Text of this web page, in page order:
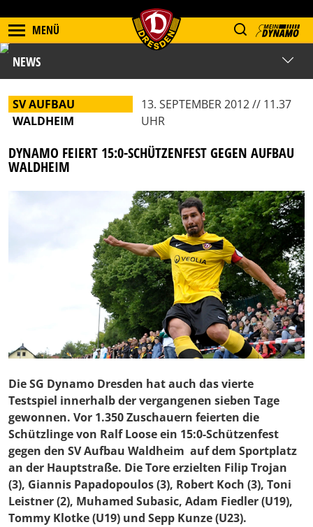
MENÜ
NEWS
SV AUFBAU
WALDHEIM
13. SEPTEMBER 2012 // 11.37
UHR
DYNAMO FEIERT 15:0-SCHÜTZENFEST GEGEN AUFBAU
WALDHEIM
Die SG Dynamo Dresden hat auch das vierte
Testspiel innerhalb der vergangenen sieben Tage
gewonnen. Vor 1.350 Zuschauern feierten die
Schützlinge von Ralf Loose ein 15:0-Schützenfest
gegen den SV Aufbau Waldheim auf dem Sportplatz
an der Hauptstraße. Die Tore erzielten Filip Trojan
(3), Giannis Papadopoulos (3), Robert Koch (3), Toni
Leistner (2), Muhamed Subasic, Adam Fiedler (U19),
Tommy Klotke (U19) und Sepp Kunze (U23).